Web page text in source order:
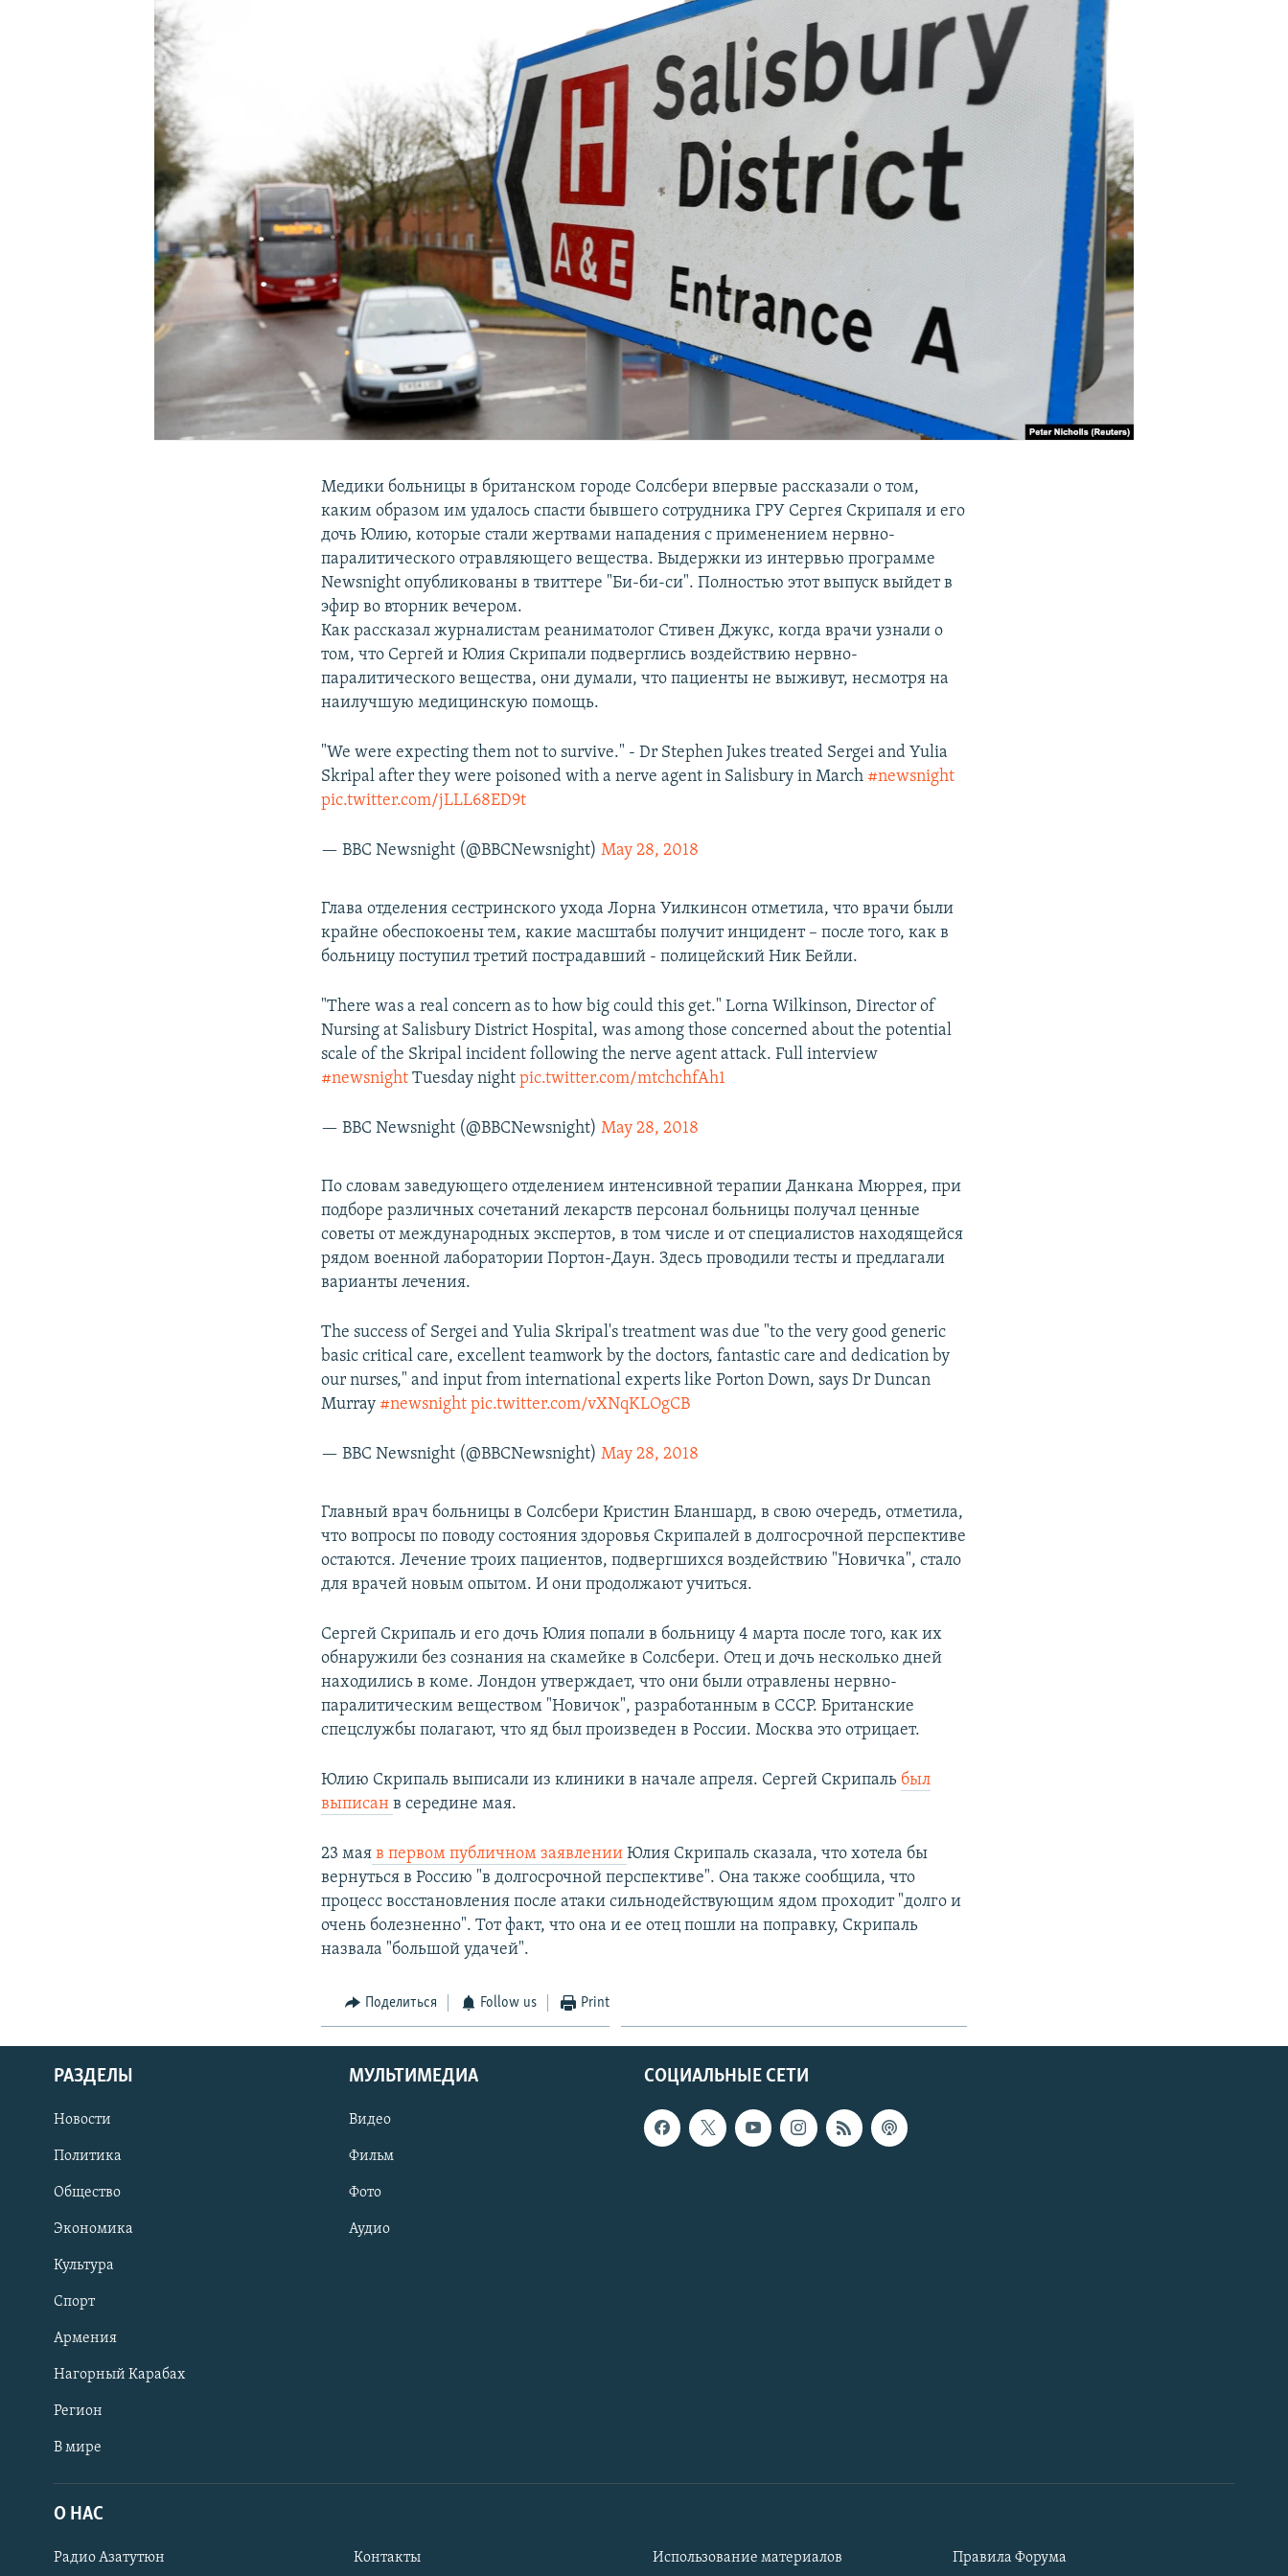
Медики больницы в британском городе Солсбери впервые рассказали о том,
каким образом им удалось спасти бывшего сотрудника ГРУ Сергея Скрипаля и его
дочь Юлию, которые стали жертвами нападения с применением нервно-
паралитического отравляющего вещества. Выдержки из интервью программе
Newsnight опубликованы в твиттере "Би-би-си". Полностью этот выпуск выйдет в
эфир во вторник вечером.
Как рассказал журналистам реаниматолог Стивен Джукс, когда врачи узнали о
том, что Сергей и Юлия Скрипали подверглись воздействию нервно-
паралитического вещества, они думали, что пациенты не выживут, несмотря на
наилучшую медицинскую помощь.
"We were expecting them not to survive." - Dr Stephen Jukes treated Sergei and Yulia
Skripal after they were poisoned with a nerve agent in Salisbury in March #newsnight
pic.twitter.com/jLLL68ED9t
— BBC Newsnight (@BBCNewsnight)May 28, 2018
Глава отделения сестринского ухода Лорна Уилкинсон отметила, что врачи были
крайне обеспокоены тем, какие масштабы получит инцидент – после того, как в
больницу поступил третий пострадавший - полицейский Ник Бейли.
"There was a real concern as to how big could this get." Lorna Wilkinson, Director of
Nursing at Salisbury District Hospital, was among those concerned about the potential
scale of the Skripal incident following the nerve agent attack. Full interview
#newsnight Tuesday nightpic.twitter.com/mtchchfAh1
— BBC Newsnight (@BBCNewsnight)May 28, 2018
По словам заведующего отделением интенсивной терапии Данкана Мюррея, при
подборе различных сочетаний лекарств персонал больницы получал ценные
советы от международных экспертов, в том числе и от специалистов находящейся
рядом военной лаборатории Портон-Даун. Здесь проводили тесты и предлагали
варианты лечения.
The success of Sergei and Yulia Skripal's treatment was due "to the very good generic
basic critical care, excellent teamwork by the doctors, fantastic care and dedication by
our nurses," and input from international experts like Porton Down, says Dr Duncan
Murray #newsnight pic.twitter.com/vXNqKLOgCB
— BBC Newsnight (@BBCNewsnight)May 28, 2018
Главный врач больницы в Солсбери Кристин Бланшард, в свою очередь, отметила,
что вопросы по поводу состояния здоровья Скрипалей в долгосрочной перспективе
остаются. Лечение троих пациентов, подвергшихся воздействию "Новичка", стало
для врачей новым опытом. И они продолжают учиться.
​Сергей Скрипаль и его дочь Юлия попали в больницу 4 марта после того, как их
обнаружили без сознания на скамейке в Солсбери. Отец и дочь несколько дней
находились в коме. Лондон утверждает, что они были отравлены нервно-
паралитическим веществом "Новичок", разработанным в СССР. Британские
спецслужбы полагают, что яд был произведен в России. Москва это отрицает.
Юлию Скрипаль выписали из клиники в начале апреля. Сергей Скрипаль был
выписанв середине мая.
23 мая в первом публичном заявленииЮлия Скрипаль сказала, что хотела бы
вернуться в Россию "в долгосрочной перспективе". Она также сообщила, что
процесс восстановления после атаки сильнодействующим ядом проходит "долго и
очень болезненно". Тот факт, что она и ее отец пошли на поправку, Скрипаль
назвала "большой удачей".
Поделиться Follow us Print
СОЦИАЛЬНЫЕ СЕТИ
РАЗДЕЛЫ
Новости
Политика
Общество
Экономика
Культура
Спорт
Армения
Нагорный Карабах
Регион
В мире
МУЛЬТИМЕДИА
Видео
Фильм
Фото
Аудио
О НАС
Радио Азатутюн Контакты Использование материалов Правила Форума